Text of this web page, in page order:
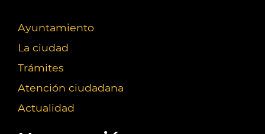
Ayuntamiento
La ciudad
Trámites
Atención ciudadana
Actualidad